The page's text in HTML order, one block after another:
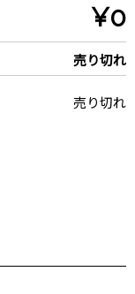
¥0
売り切れ
売り切れ